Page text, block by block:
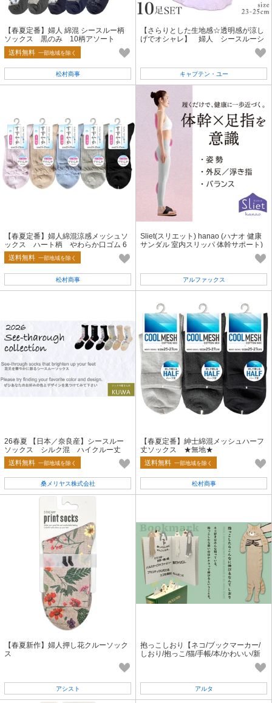
【春夏定番】婦人 綿混 シースルー柄
ソックス 黒のみ 10柄アソート
送料無料 一部地域を除く
松村商事
【さらりとした生地感☆透明感が涼し
げでオシャレ】 婦人 シースルーシ
ョート丈ソックス 花柄/アソートD
キャプテン・ユー
【春夏定番】婦人綿混涼感メッシュソ
ックス ハート柄 やわらか口ゴム 6
／26入荷予定
送料無料 一部地域を除く
松村商事
Sliet(スリエット) hanao (ハナオ 健康
サンダル 室内スリッパ 体幹サポート)
アルファックス
26春夏 【日本／奈良産】シースルー
ソックス シルク混 ハイクルー丈
絵画薔薇
送料無料 一部地域を除く
桑メリヤス株式会社
【春夏定番】紳士綿混メッシュハーフ
丈ソックス ★無地★
送料無料 一部地域を除く
松村商事
【春夏新作】婦人押し花クルーソック
ス
アシスト
抱っこしおり【ネコ/ブックマーカー/
しおり/抱っこ/猫/手帳/本/かわいい/新
アルタ